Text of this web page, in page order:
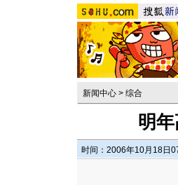
新闻中心 > 综合
明
时间：2006年10月18日